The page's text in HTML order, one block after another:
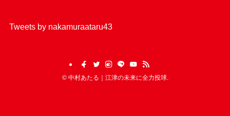
Tweets by nakamuraataru43
©中村あたる｜江津の未来に全力投球.